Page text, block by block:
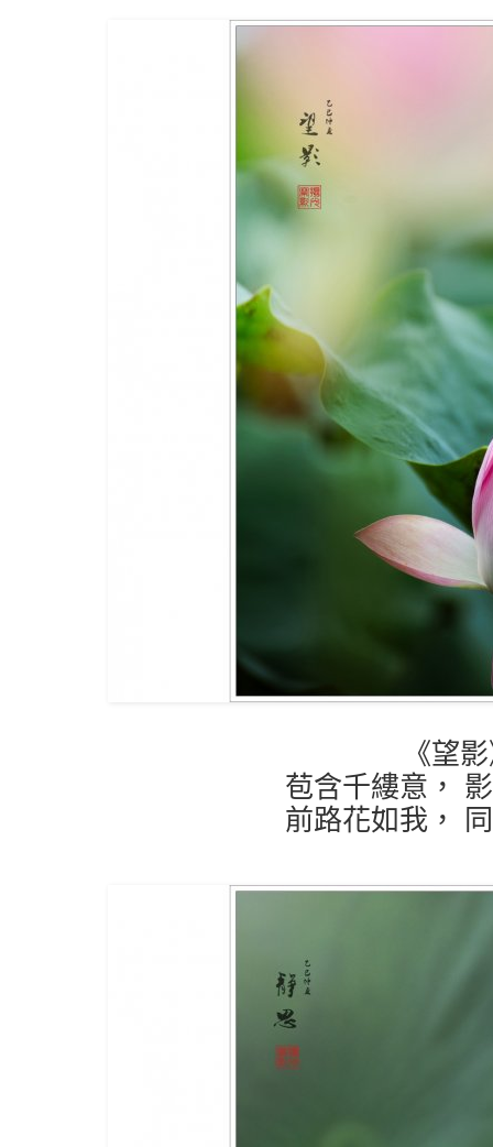
《望
苞含千縷意，
前路花如我，